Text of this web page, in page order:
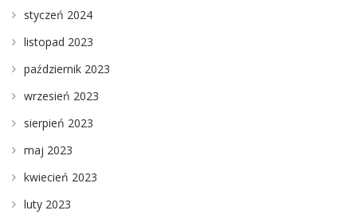
styczeń 2024
listopad 2023
październik 2023
wrzesień 2023
sierpień 2023
maj 2023
kwiecień 2023
luty 2023